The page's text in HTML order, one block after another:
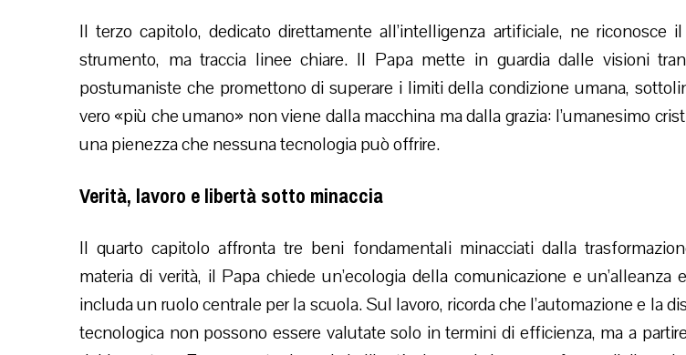
Il terzo capitolo, dedicato direttamente all’intelligenza artificiale, ne riconosce
strumento, ma traccia linee chiare. Il Papa mette in guardia dalle visioni
postumaniste che promettono di superare i limiti della condizione umana,
vero «più che umano» non viene dalla macchina ma dalla grazia: l’umanesimo
una pienezza che nessuna tecnologia può offrire.
Verità, lavoro e libertà sotto minaccia
Il quarto capitolo affronta tre beni fondamentali minacciati dalla
materia di verità, il Papa chiede un’ecologia della comunicazione e un’alleanza
includa un ruolo centrale per la scuola. Sul lavoro, ricorda che l’automazione e la
tecnologica non possono essere valutate solo in termini di efficienza, ma a